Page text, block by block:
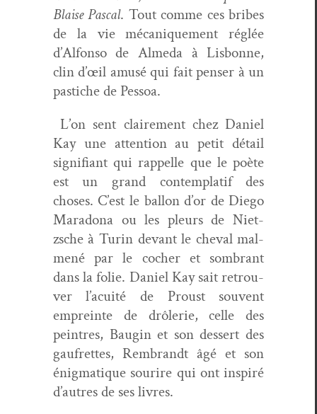
Blaise Pas­cal. Tout comme ces bribes
de la vie mécanique­ment réglée
d’Alfonso de Alme­da à Lis­bonne,
clin d’œil amusé qui fait penser à un
pas­tiche de Pessoa.
L’on sent claire­ment chez Daniel
Kay une atten­tion au petit détail
sig­nifi­ant qui rap­pelle que le poète
est un grand con­tem­platif des
choses. C’est le bal­lon d’or de Diego
Maradona ou les pleurs de Niet­
zsche à Turin devant le cheval mal­
mené par le cocher et som­brant
dans la folie. Daniel Kay sait retrou­
ver l’acuité de Proust sou­vent
empreinte de drô­lerie, celle des
pein­tres, Bau­g­in et son dessert des
gaufrettes, Rem­brandt âgé et son
énig­ma­tique sourire qui ont inspiré
d’autres de ses livres.